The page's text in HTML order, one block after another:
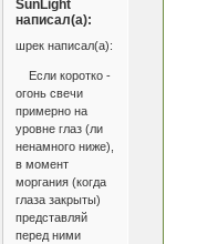
SunLight
написал(а):
шрек написал(а):
Если коротко -
огонь свечи
примерно на
уровне глаз (ли
ненамного ниже),
в момент
моргания (когда
глаза закрыты)
представляй
перед ними